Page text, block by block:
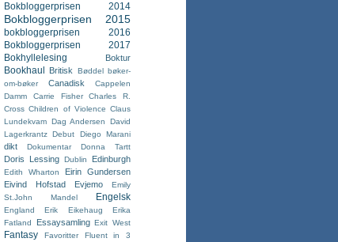
Bokbloggerprisen 2014
Bokbloggerprisen 2015
bokbloggerprisen 2016
Bokbloggerprisen 2017
Bokhyllelesing
Boktur
Bookhaul Britisk Bøddel
bøker-
om-bøker
Canadisk
Cappelen
Damm
Carrie Fisher
Charles R.
Cross Children of Violence Claus
Lundekvam
Dag Andersen
David
Lagerkrantz
Debut Diego Marani
dikt Dokumentar Donna Tartt
Doris Lessing Dublin Edinburgh
Edith Wharton
Eirin Gundersen
Eivind Hofstad Evjemo
Emily
St.John Mandel
Engelsk
England Erik Eikehaug
Erika
Fatland
Essaysamling Exit West
Fantasy Favoritter
Fluent in 3